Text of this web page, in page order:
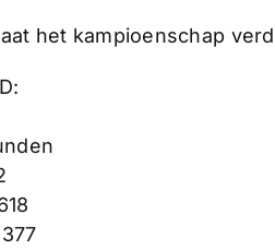
het kampioenschap